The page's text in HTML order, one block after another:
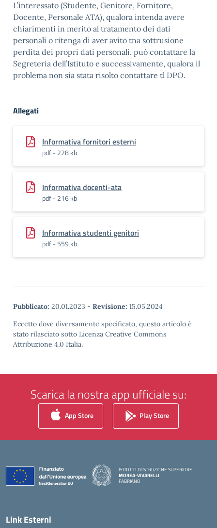
L’interessato (Studente, Genitore, Fornitore,
Docente, Personale ATA), qualora intenda avere
chiarimenti in merito al tratamento dei dati
personali o ritenga di aver avito tna sottrusione
perdita dei propri dati personali, può contattare la
Segreteria dell’Istituto e successivamente, qualora il
problema non sia stata risolto contattare tl DPO.
Allegati
Informativa fornitori esterni
pdf - 228 kb
Informativa docenti-ata
pdf - 216 kb
Informativa studenti genitori
pdf - 559 kb
Pubblicato: 20.01.2023 - Revisione: 15.05.2024
Eccetto dove diversamente specificato, questo articolo è
stato rilasciato sotto Licenza Creative Commons
Attribuzione 4.0 Italia.
Scarica la nostra app ufficiale su:
App Store Play Store
ISTITUTO DI ISTRUZIONE SUPERIORE
MOREA-VIVARELLI
FABRIANO
Link Esterni